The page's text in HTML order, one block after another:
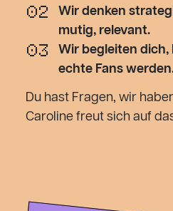
02
Wir denken
mutig, relevant.
03
Wir begleiten dich,
echte Fans
Du hast Fragen, wir
Caroline freut sich auf